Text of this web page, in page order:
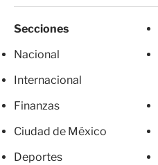
Secciones
Nacional
Internacional
Finanzas
Ciudad de México
Deportes